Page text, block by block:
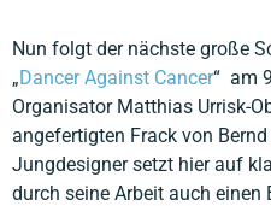
Nun folgt der nächste große
„Dancer Against Cancer“ am
Organisator Matthias Urrisk-
angefertigten Frack von
Jungdesigner setzt hier auf
durch seine Arbeit auch einen